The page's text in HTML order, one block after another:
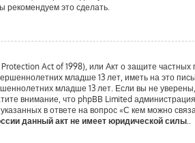
рекомендуем это сделать.
Protection Act of 1998), или Акт о защите
младше 13 лет, иметь на это
младше 13 лет. Если вы не
внимание, что phpBB Limited
в ответе на вопрос «С кем можно
данный акт не имеет юридической силы..